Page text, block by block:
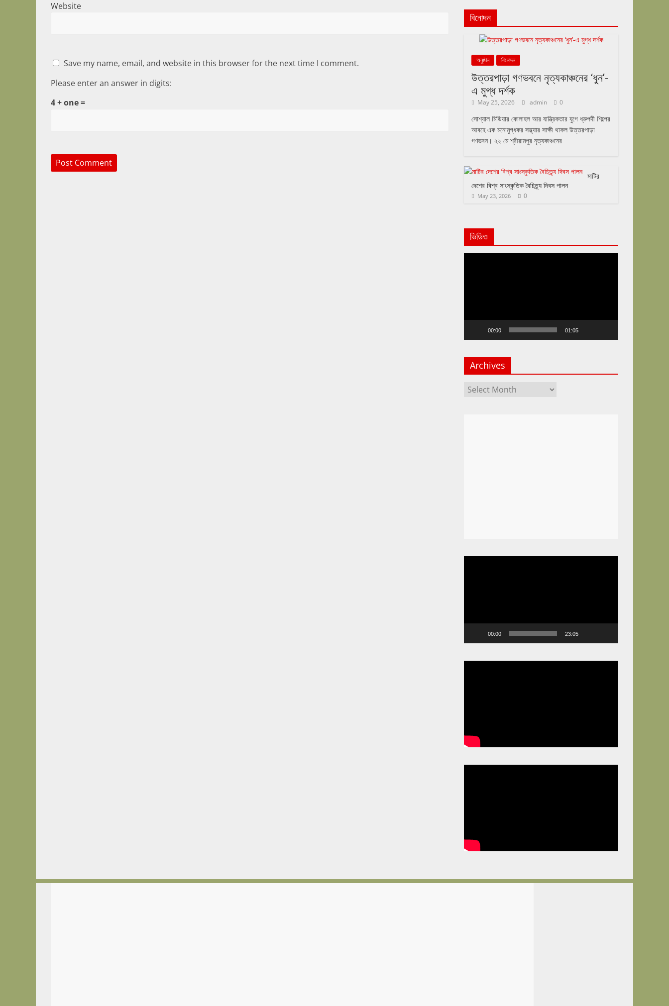
Website
Save my name, email, and website in this browser for the next time I comment.
Please enter an answer in digits:
4 + one =
বিনোদন
অনুষ্ঠান বিনোদন
উত্তরপাড়া গণভবনে নৃত্যকাঞ্চনের ‘ধুন’-
এ মুগ্ধ দর্শক
May 25, 2026 admin 0
সোশ্যাল মিডিয়ার কোলাহল আর যান্ত্রিকতার যুগে ধ্রুপদী শিল্পের
আবহে এক মনোমুগ্ধকর সন্ধ্যার সাক্ষী থাকল উত্তরপাড়া
গণভবন। ২২ মে শ্রীরামপুর নৃত্যকাঞ্চনের
মাটির
দেশের বিশ্ব সাংস্কৃতিক বৈচিত্র্য দিবস পালন
May 23, 2026 0
ভিডিও
00:00 01:05
Archives
Archives
00:00 23:05